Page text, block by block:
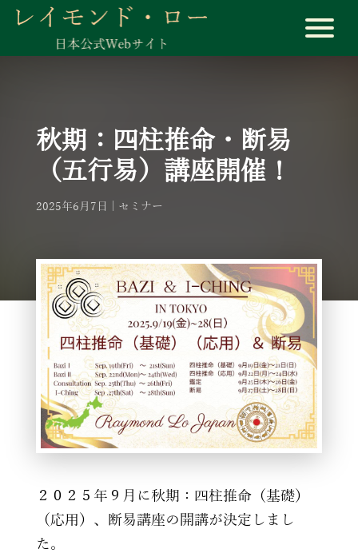
秋期：四柱推命・断易
（五行易）講座開催！
2025年6月7日 セミナー
２０２５年９月に秋期：四柱推命（基礎）
（応用）、断易講座の開講が決定しまし
た。